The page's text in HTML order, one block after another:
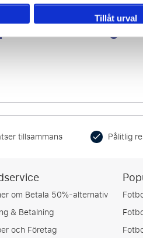
Tillåt urval
genom
matchen. Inga
tillsammans Pålitlig
om Betala 50%-alternativ
& Betalning
och Företag